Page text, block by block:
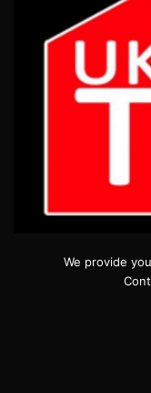
We provide